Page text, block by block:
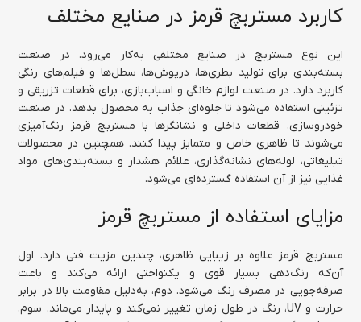
کاربرد مستربچ قرمز در صنایع مختلف
این نوع مستربچ در صنایع مختلفی به‌کار می‌رود. در صنعت
بسته‌بندی برای تولید بطری‌ها، درپوش‌ها، سطل‌ها و فیلم‌های رنگی
کاربرد دارد. در صنعت لوازم خانگی و اسباب‌بازی، برای قطعات تزریقی و
تزئینی استفاده می‌شود تا جلوه‌ای جذاب به محصول بدهد. در صنعت
خودروسازی، قطعات داخلی و نشانگرها با مستربچ قرمز رنگ‌آمیزی
می‌شوند تا ظاهری خاص و متمایز پیدا کنند. همچنین در محصولات
تبلیغاتی، لوله‌های نشانه‌گذاری، علائم هشدار و بسته‌بندی‌های مواد
غذایی نیز از آن استفاده گسترده‌ای می‌شود.
مزایای استفاده از مستربچ قرمز
مستربچ قرمز علاوه بر زیبایی ظاهری، چندین مزیت فنی دارد. اول
آن‌که رنگ‌دهی بسیار قوی و یکنواختی ارائه می‌کند و باعث
صرفه‌جویی در مصرف رنگ می‌شود. دوم، به‌دلیل مقاومت بالا در برابر
حرارت و UV، رنگ در طول زمان تغییر نمی‌کند و پایدار می‌ماند. سوم،